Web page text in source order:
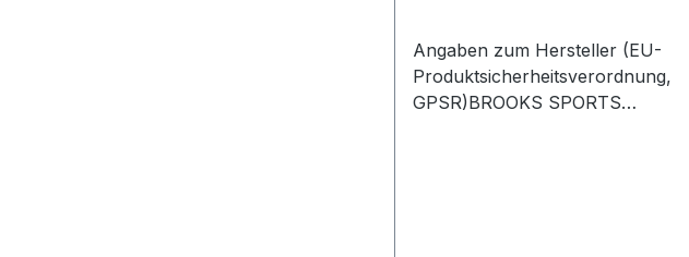
Angaben zum Hersteller (EU-
Produktsicherheitsverordnung,
GPSR)BROOKS SPORTS